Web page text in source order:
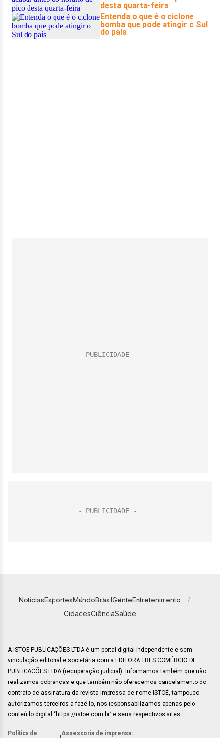
NotíciasEsportesMundoBrasilGenteEntretenimento
CidadesCiênciaSaúde
A ISTOÉ PUBLICAÇÕES LTDA é um portal digital independente e sem
vinculação editorial e societária com a EDITORA TRES COMÉRCIO DE
PUBLICACÕES LTDA (recuperação judicial). Informamos também que não
realizamos cobranças e que também não oferecemos cancelamento do
contrato de assinatura da revista impressa de nome ISTOÉ, tampouco
autorizamos terceiros a fazê-lo, nos responsabilizamos apenas pelo
conteúdo digital “https://istoe.com.br” e seus respectivos sites.
Política de Assessoria de imprensa: